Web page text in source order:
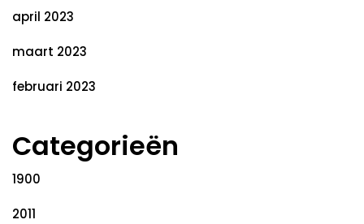
april 2023
maart 2023
februari 2023
Categorieën
1900
2011